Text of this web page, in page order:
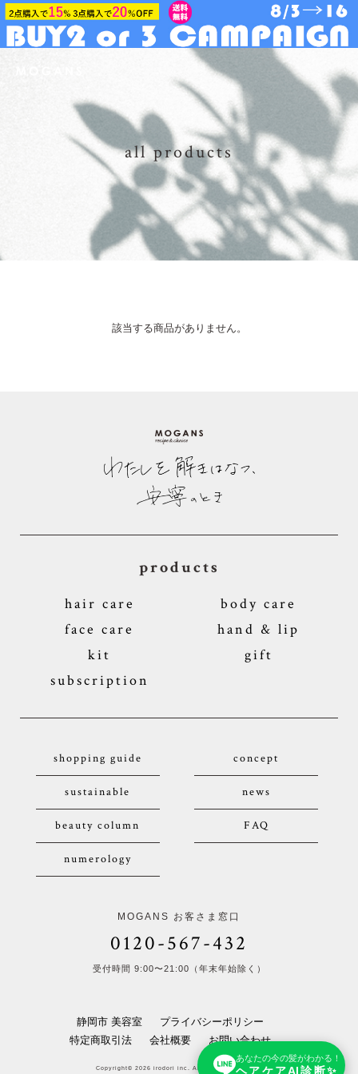
あなたの今の髪がわかる！
ヘアケアAI診断✨
all products
該当する商品がありません。
products
hair care
body care
face care
hand & lip
kit
gift
subscription
shopping guide concept
sustainable news
beauty column FAQ
numerology
MOGANS お客さま窓口
0120-567-432
受付時間 9:00〜21:00（年末年始除く）
静岡市 美容室
プライバシーポリシー
特定商取引法
会社概要 お問い合わせ
Copyright© 2026 irodori inc. All Rights Reserved.